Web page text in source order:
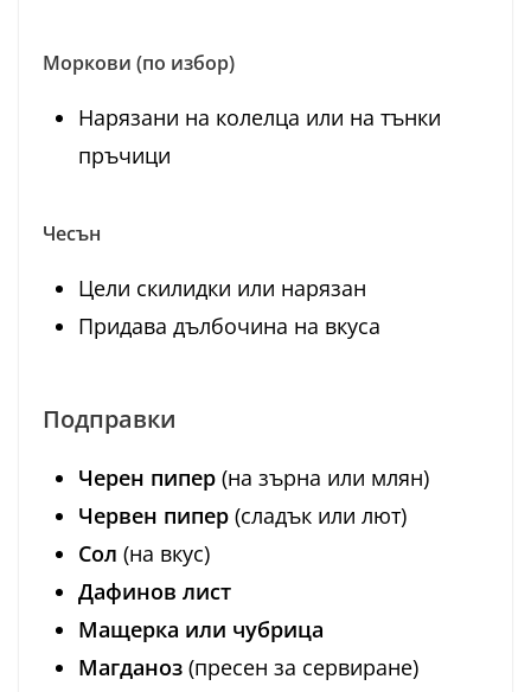
Моркови (по избор)
Нарязани на колелца или на тънки
пръчици
Чесън
Цели скилидки или нарязан
Придава дълбочина на вкуса
Подправки
Черен пипер (на зърна или млян)
Червен пипер (сладък или лют)
Сол (на вкус)
Дафинов лист
Мащерка или чубрица
Магданоз (пресен за сервиране)